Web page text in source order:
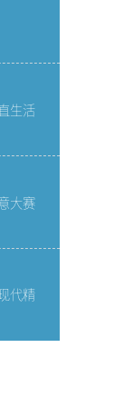
生活
大赛
代精